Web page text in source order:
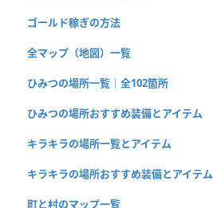
ゴールド稼ぎの方法
全マップ（地図）一覧
ひみつの場所一覧｜全102箇所
ひみつの場所おすすめ装備とアイテム
キラキラの場所一覧とアイテム
キラキラの場所おすすめ装備とアイテム
町と村のマップ一覧